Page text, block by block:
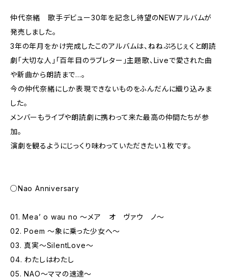
仲代奈緒 歌手デビュー30年を記念し待望のNEWアルバムが
発売しました。
3年の年月をかけ完成したこのアルバムは、ねねぷろじぇくと朗読
劇「大切な人」「百年目のラブレター」主題歌、Liveで愛された曲
や新曲から朗読まで…。
今の仲代奈緒にしか表現できないものをふんだんに織り込みま
した。
メンバーもライブや朗読劇に携わって来た最高の仲間たちが参
加。
演劇を観るようにじっくり味わっていただきたい１枚です。
○Nao Anniversary
01. Mea’ o wau no ～メア オ ヴァウ ノ～
02. Poem ～象に乗った少女へ～
03. 真実～SilentLove～
04. わたしはわたし
05. NAO～ママの速達～